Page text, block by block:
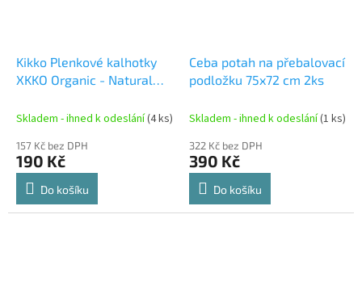
Kikko Plenkové kalhotky
XKKO Organic - Natural
Skladem - ihned k odeslání(4 ks)
157 Kč bez DPH
190 Kč
Do košíku
Ceba potah na přebalovací
podložku 75x72 cm 2ks
Skladem - ihned k odeslání(1 ks)
322 Kč bez DPH
390 Kč
Do košíku